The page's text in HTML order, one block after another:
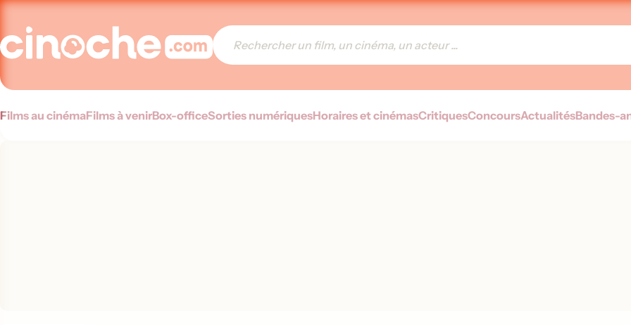
Films au cinémaFilms à venirBox-officeSorties numériquesHoraires et cinémasCritiquesConcoursActualitésBandes-